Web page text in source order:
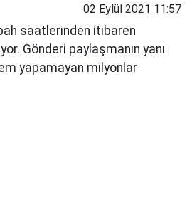
02 Eylül 2021 11:57
saatlerinden itibaren
Gönderi paylaşmanın yanı
yapamayan milyonlar